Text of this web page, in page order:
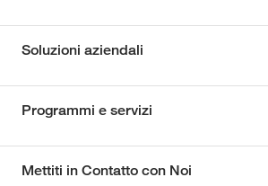
Soluzioni aziendali
Programmi e servizi
Mettiti in Contatto con Noi